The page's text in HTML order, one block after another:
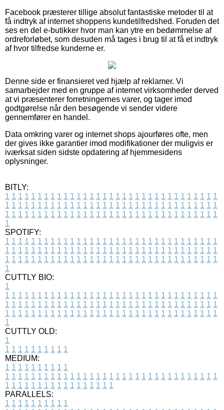
Facebook præsterer tillige absolut fantastiske metoder til at
få indtryk af internet shoppens kundetilfredshed. Foruden det
ses en del e-butikker hvor man kan ytre en bedømmelse af
ordreforløbet, som desuden må tages i brug til at få et indtryk
af hvor tilfredse kunderne er.
Denne side er finansieret ved hjælp af reklamer. Vi
samarbejder med en gruppe af internet virksomheder derved
at vi præsenterer forretningernes varer, og tager imod
godtgørelse når den besøgende vi sender videre
gennemfører en handel.
Data omkring varer og internet shops ajourføres ofte, men
der gives ikke garantier imod modifikationer der muligvis er
iværksat siden sidste opdatering af hjemmesidens
oplysninger.
BITLY:
1 1 1 1 1 1 1 1 1 1 1 1 1 1 1 1 1 1 1 1 1 1 1 1 1 1 1 1 1 1 1 1 1
1 1 1 1 1 1 1 1 1 1 1 1 1 1 1 1 1 1 1 1 1 1 1 1 1 1 1 1 1 1 1 1 1
1 1 1 1 1 1 1 1 1 1 1 1 1 1 1 1 1 1 1 1 1 1 1 1 1 1 1 1 1 1 1 1 1
1
SPOTIFY:
1 1 1 1 1 1 1 1 1 1 1 1 1 1 1 1 1 1 1 1 1 1 1 1 1 1 1 1 1 1 1 1 1
1 1 1 1 1 1 1 1 1 1 1 1 1 1 1 1 1 1 1 1 1 1 1 1 1 1 1 1 1 1 1 1 1
1 1 1 1 1 1 1 1 1 1 1 1 1 1 1 1 1 1 1 1 1 1 1 1 1 1 1 1 1 1 1 1 1
1
CUTTLY BIO:
1
1 1 1 1 1 1 1 1 1 1 1 1 1 1 1 1 1 1 1 1 1 1 1 1 1 1 1 1 1 1 1 1 1
1 1 1 1 1 1 1 1 1 1 1 1 1 1 1 1 1 1 1 1 1 1 1 1 1 1 1 1 1 1 1 1 1
1 1 1 1 1 1 1 1 1 1 1 1 1 1 1 1 1 1 1 1 1 1 1 1 1 1 1 1 1 1 1 1 1
1
CUTTLY OLD:
1
1 1 1 1 1 1 1 1 1 1
MEDIUM:
1 1 1 1 1 1 1 1 1 1
1 1 1 1 1 1 1 1 1 1 1 1 1 1 1 1 1 1 1 1 1 1 1 1 1 1 1 1 1 1 1 1 1
1 1 1 1 1 1 1 1 1 1 1 1 1 1 1 1 1
PARALLELS:
1 1 1 1 1 1 1 1 1 1